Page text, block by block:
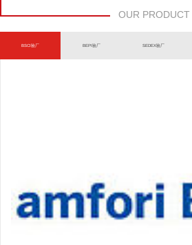
OUR PRODUCT
BSCI验厂 BEPI验厂 SEDEX验厂